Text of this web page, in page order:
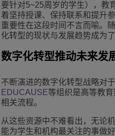
要针对5~25周岁的学生），教
着坚持授课、保持联系和提升
重要性在这段时间不言而喻。
化转型的现状与发展趋势成为了
数字化转型推动未来发
不断演进的数字化转型战略对
EDUCAUSE等组织是高等教
相关流程。
从这些资源中不难看出，无论
能为学生和机构最关注的事做